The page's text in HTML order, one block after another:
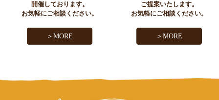
開催しております。
お気軽にご相談ください。
＞MORE
ご提案いたします。
お気軽にご相談ください。
＞MORE